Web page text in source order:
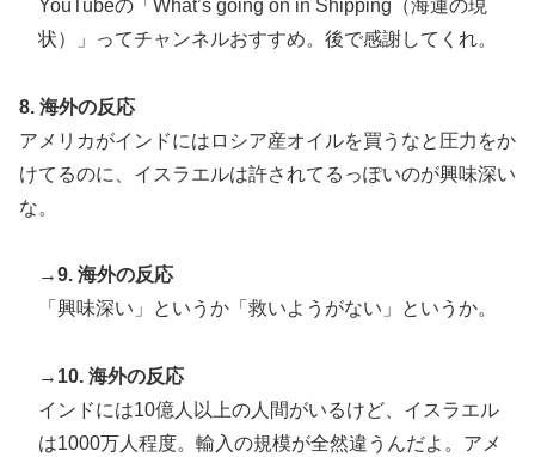
YouTubeの「What’s going on in Shipping（海運の現
状）」ってチャンネルおすすめ。後で感謝してくれ。
8. 海外の反応
アメリカがインドにはロシア産オイルを買うなと圧力をか
けてるのに、イスラエルは許されてるっぽいのが興味深い
な。
→9. 海外の反応
「興味深い」というか「救いようがない」というか。
→10. 海外の反応
インドには10億人以上の人間がいるけど、イスラエル
は1000万人程度。輸入の規模が全然違うんだよ。アメ